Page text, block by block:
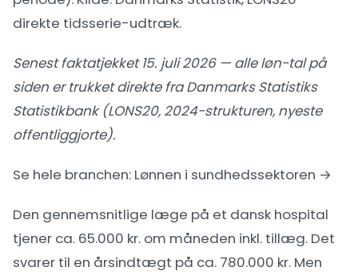
direkte tidsserie-udtræk.
Senest faktatjekket 15. juli 2026 — alle løn-tal på
siden er trukket direkte fra Danmarks Statistiks
Statistikbank (LONS20, 2024-strukturen, nyeste
offentliggjorte).
Se hele branchen: Lønnen i sundhedssektoren →
Den gennemsnitlige læge på et dansk hospital
tjener ca. 65.000 kr. om måneden inkl. tillæg. Det
svarer til en årsindtægt på ca. 780.000 kr. Men